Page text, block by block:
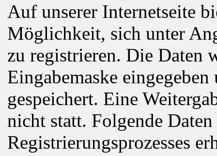
Auf unserer Internetseite
Möglichkeit, sich unter
zu registrieren. Die Daten
Eingabemaske
gespeichert. Eine
nicht statt. Folgende
Registrierungsprozesses